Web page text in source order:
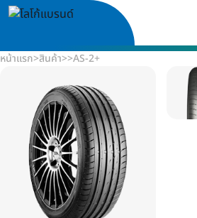
หน้าแรก>สินค้า>>AS-2+